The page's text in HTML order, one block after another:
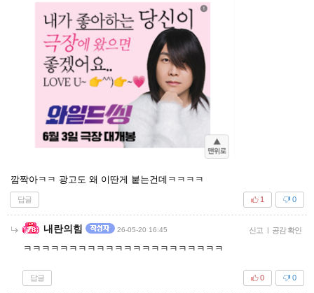
깜짝아ㅋㅋ 광고도 왜 이딴게 붙는건데ㅋㅋㅋㅋ
답글 0
1
내란의힘 26-05-20 16:45 신고 | 공감 확인
ㅋㅋㅋㅋㅋㅋㅋㅋㅋㅋㅋㅋㅋㅋㅋㅋㅋㅋㅋㅋㅋㅋ
답글 0
0